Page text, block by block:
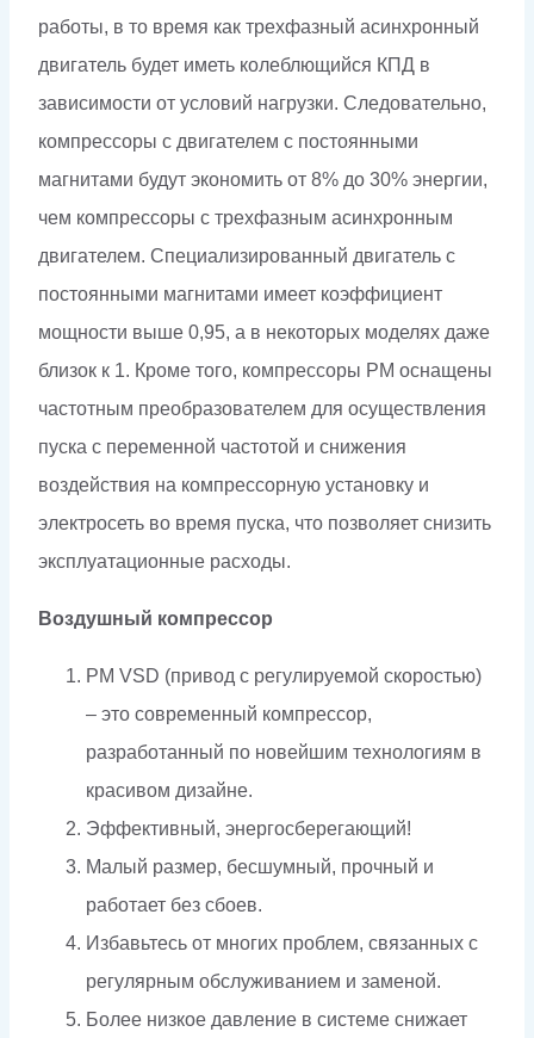
работы, в то время как трехфазный асинхронный
двигатель будет иметь колеблющийся КПД в
зависимости от условий нагрузки. Следовательно,
компрессоры с двигателем с постоянными
магнитами будут экономить от 8% до 30% энергии,
чем компрессоры с трехфазным асинхронным
двигателем. Специализированный двигатель с
постоянными магнитами имеет коэффициент
мощности выше 0,95, а в некоторых моделях даже
близок к 1. Кроме того, компрессоры PM оснащены
частотным преобразователем для осуществления
пуска с переменной частотой и снижения
воздействия на компрессорную установку и
электросеть во время пуска, что позволяет снизить
эксплуатационные расходы.
Воздушный компрессор
PM VSD (привод с регулируемой скоростью)
– это современный компрессор,
разработанный по новейшим технологиям в
красивом дизайне.
Эффективный, энергосберегающий!
Малый размер, бесшумный, прочный и
работает без сбоев.
Избавьтесь от многих проблем, связанных с
регулярным обслуживанием и заменой.
Более низкое давление в системе снижает